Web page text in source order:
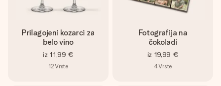
Prilagojeni kozarci za
belo vino
iz 11,99 €
12Vrste
Fotografija na
čokoladi
iz 19,99 €
4Vrste